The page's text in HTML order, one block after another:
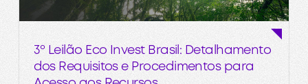
3º Leilão Eco Invest Brasil: Detalhamento
dos Requisitos e Procedimentos para